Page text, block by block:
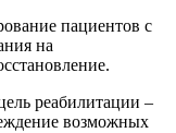
пациентов с
на
реабилитации –
возможных